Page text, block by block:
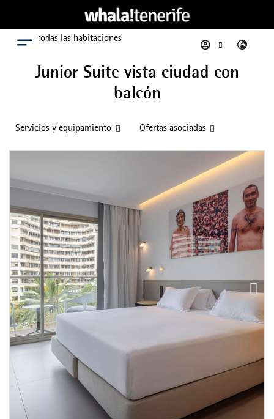
Menú
Ver todas las habitaciones
Junior Suite vista ciudad con
balcón
Servicios y equipamiento Ofertas asociadas